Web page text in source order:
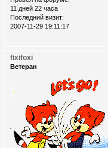
11 дней 22 часа
Последний визит:
2007-11-29 19:11:17
fixifoxi
Ветеран